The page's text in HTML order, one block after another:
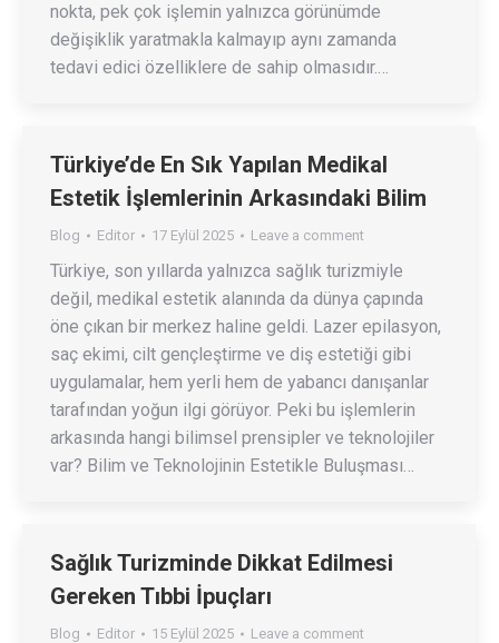
nokta, pek çok işlemin yalnızca görünümde
değişiklik yaratmakla kalmayıp aynı zamanda
tedavi edici özelliklere de sahip olmasıdır.…
Türkiye’de En Sık Yapılan Medikal
Estetik İşlemlerinin Arkasındaki Bilim
Blog Editor 17 Eylül 2025 Leave a comment
Türkiye, son yıllarda yalnızca sağlık turizmiyle
değil, medikal estetik alanında da dünya çapında
öne çıkan bir merkez haline geldi. Lazer epilasyon,
saç ekimi, cilt gençleştirme ve diş estetiği gibi
uygulamalar, hem yerli hem de yabancı danışanlar
tarafından yoğun ilgi görüyor. Peki bu işlemlerin
arkasında hangi bilimsel prensipler ve teknolojiler
var? Bilim ve Teknolojinin Estetikle Buluşması…
Sağlık Turizminde Dikkat Edilmesi
Gereken Tıbbi İpuçları
Blog Editor 15 Eylül 2025 Leave a comment